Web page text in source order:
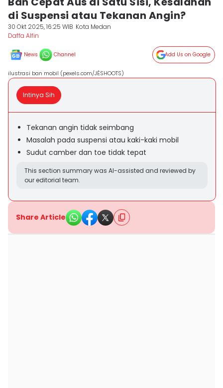
di Suspensi atau Tekanan Angin?
30 Okt 2025, 16:25 WIB Kota Medan
Daffa Alfin
News Channel Add Us on Google
ilustrasi ban mobil (pexels.com/JÉSHOOTS)
Intinya Sih
Tekanan angin tidak seimbang
Masalah pada suspensi atau kaki-kaki mobil
Sudut camber dan toe tidak tepat
This section summary was AI-assisted and reviewed by
our editorial team.
Share Article